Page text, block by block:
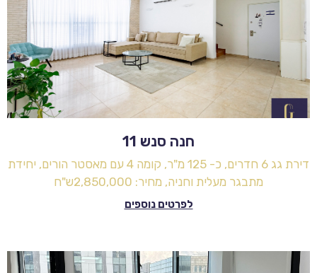
חנה סנש 11
דירת גג 6 חדרים, כ- 125 מ"ר, קומה 4 עם מאסטר הורים, יחידת
מתבגר מעלית וחניה, מחיר: 2,850,000ש"ח
לפרטים נוספים